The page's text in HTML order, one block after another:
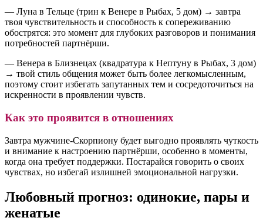
— Луна в Тельце (трин к Венере в Рыбах, 5 дом) → завтра
твоя чувствительность и способность к сопереживанию
обострятся: это момент для глубоких разговоров и понимания
потребностей партнёрши.
— Венера в Близнецах (квадратура к Нептуну в Рыбах, 3 дом)
→ твой стиль общения может быть более легкомысленным,
поэтому стоит избегать запутанных тем и сосредоточиться на
искренности в проявлении чувств.
Как это проявится в отношениях
Завтра мужчине-Скорпиону будет выгодно проявлять чуткость
и внимание к настроению партнёрши, особенно в моменты,
когда она требует поддержки. Постарайся говорить о своих
чувствах, но избегай излишней эмоциональной нагрузки.
Любовный прогноз: одинокие, пары и
женатые